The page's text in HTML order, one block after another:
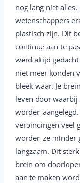
nog lang niet
wetenschappers
plastisch zijn. Dit
continue aan te
werd altijd
niet meer konden
bleek waar. Je
leven door
worden
verbindingen veel
worden ze minder
langzaam. Dit
brein om
aan te maken